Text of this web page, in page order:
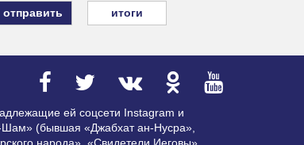
итоги
ей соцсети Instagram и
Шам» (бывшая «Джабхат ан-Нусра»,
народа», «Свидетели Иеговы»,